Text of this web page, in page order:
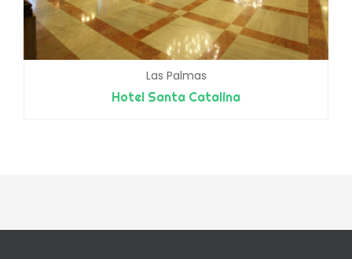
Las Palmas
Hotel Santa Catalina